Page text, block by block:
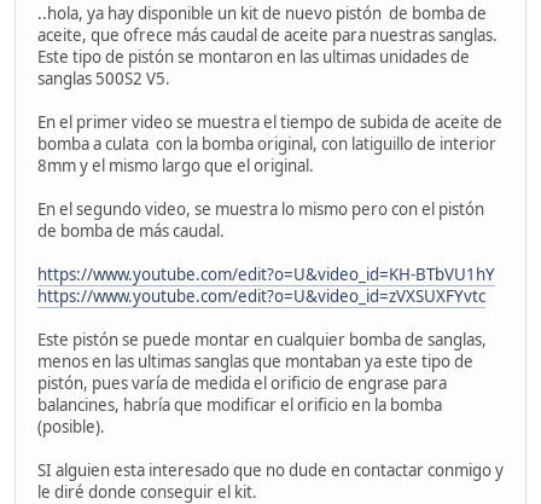
..hola, ya hay disponible un kit de nuevo pistón de bomba de
aceite, que ofrece más caudal de aceite para nuestras sanglas.
Este tipo de pistón se montaron en las ultimas unidades de
sanglas 500S2 V5.
En el primer video se muestra el tiempo de subida de aceite de
bomba a culata con la bomba original, con latiguillo de interior
8mm y el mismo largo que el original.
En el segundo video, se muestra lo mismo pero con el pistón
de bomba de más caudal.
https://www.youtube.com/edit?o=U&video_id=KH-BTbVU1hY
https://www.youtube.com/edit?o=U&video_id=zVXSUXFYvtc
Este pistón se puede montar en cualquier bomba de sanglas,
menos en las ultimas sanglas que montaban ya este tipo de
pistón, pues varía de medida el orificio de engrase para
balancines, habría que modificar el orificio en la bomba
(posible).
SI alguien esta interesado que no dude en contactar conmigo y
le diré donde conseguir el kit.